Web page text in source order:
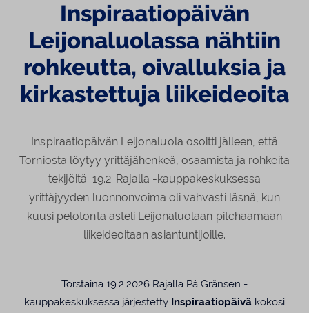
Inspiraatiopäivän
Leijonaluolassa nähtiin
rohkeutta, oivalluksia ja
kirkastettuja liikeideoita
Inspiraatiopäivän Leijonaluola osoitti jälleen, että
Torniosta löytyy yrittäjähenkeä, osaamista ja rohkeita
tekijöitä. 19.2. Rajalla -kauppakeskuksessa
yrittäjyyden luonnonvoima oli vahvasti läsnä, kun
kuusi pelotonta asteli Leijonaluolaan pitchaamaan
liikeideoitaan asiantuntijoille.
Torstaina 19.2.2026 Rajalla På Gränsen -
kauppakeskuksessa järjestetty Inspiraatiopäivä kokosi